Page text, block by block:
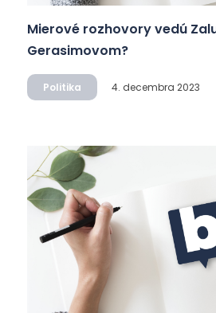
Mierové rozhovory vedú
Gerasimovom?
Politika 4. decembra 2023